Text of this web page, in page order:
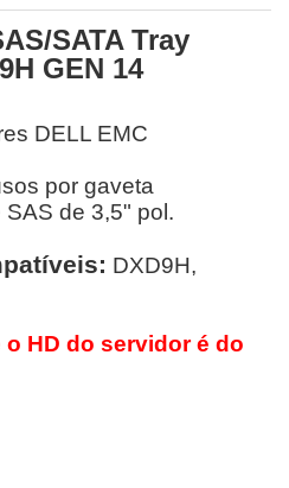
SATA Tray
GEN 14
DELL EMC
por gaveta
SAS de 3,5" pol.
DXD9H,
HD do servidor é do